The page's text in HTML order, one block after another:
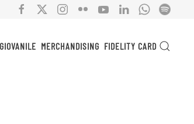
MERCHANDISING FIDELITY CARD